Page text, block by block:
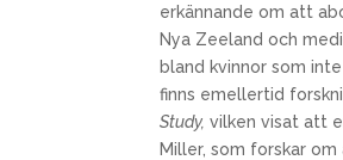
erkännande om att
Nya Zeeland och
bland kvinnor som
finns emellertid
Study, vilken visat att
Miller, som forskar